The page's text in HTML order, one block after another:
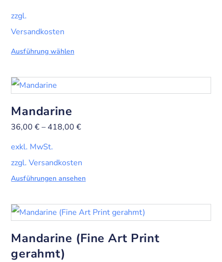
zzgl.
Versandkosten
Ausführung wählen
Mandarine
36,00€– 418,00€
exkl. MwSt.
zzgl. Versandkosten
Ausführungen ansehen
Mandarine (Fine Art Print
gerahmt)